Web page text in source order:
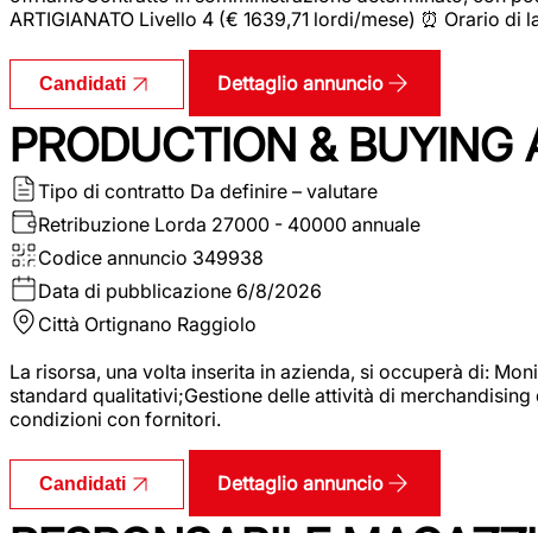
ARTIGIANATO Livello 4 (€ 1639,71 lordi/mese) ⏰ Orario
Candidati Dettaglio annuncio
PRODUCTION & BUYING
Tipo di contratto Da definire – valutare
Retribuzione Lorda 27000 - 40000 annuale
Codice annuncio 349938
Data di pubblicazione 6/8/2026
Città Ortignano Raggiolo
La risorsa, una volta inserita in azienda, si occuperà di:
standard qualitativi;Gestione delle attività di
condizioni con fornitori.
Candidati Dettaglio annuncio